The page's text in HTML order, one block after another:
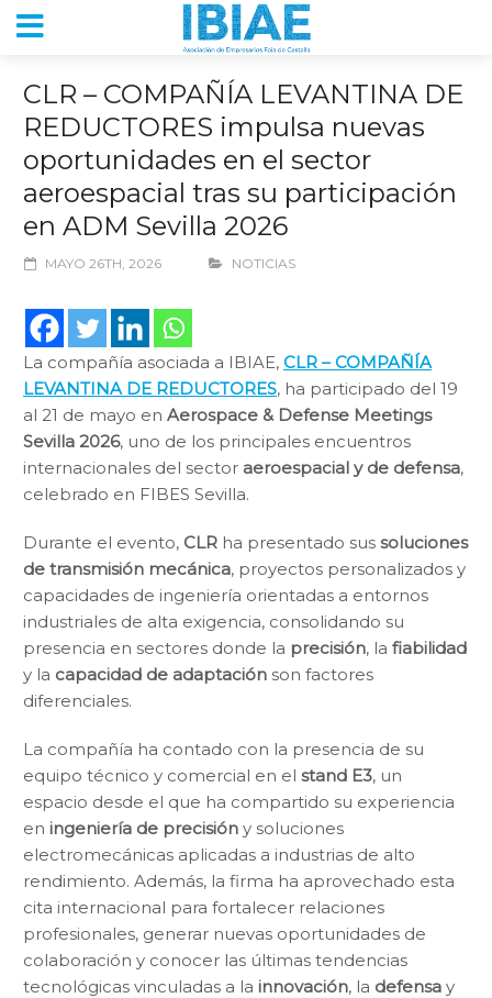
CLR – COMPAÑÍA LEVANTINA DE
REDUCTORES impulsa nuevas
oportunidades en el sector
aeroespacial tras su participación
en ADM Sevilla 2026
MAYO 26TH, 2026 NOTICIAS
La compañía asociada a IBIAE, CLR – COMPAÑÍA
LEVANTINA DE REDUCTORES, ha participado del 19
al 21 de mayo en Aerospace & Defense Meetings
Sevilla 2026, uno de los principales encuentros
internacionales del sector aeroespacial y de defensa,
celebrado en FIBES Sevilla.
Durante el evento, CLR ha presentado sus soluciones
de transmisión mecánica, proyectos personalizados y
capacidades de ingeniería orientadas a entornos
industriales de alta exigencia, consolidando su
presencia en sectores donde la precisión, la fiabilidad
y la capacidad de adaptación son factores
diferenciales.
La compañía ha contado con la presencia de su
equipo técnico y comercial en el stand E3, un
espacio desde el que ha compartido su experiencia
en ingeniería de precisión y soluciones
electromecánicas aplicadas a industrias de alto
rendimiento. Además, la firma ha aprovechado esta
cita internacional para fortalecer relaciones
profesionales, generar nuevas oportunidades de
colaboración y conocer las últimas tendencias
tecnológicas vinculadas a la innovación, la defensa y